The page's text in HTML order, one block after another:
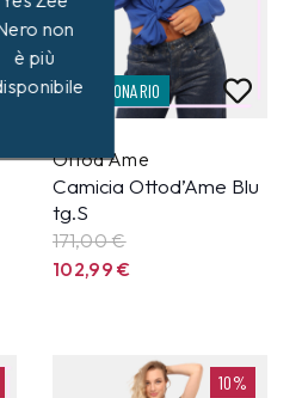
CAMPIONARIO
Ottod'Ame
Camicia Ottod’Ame Blu
tg.S
171,00 €
102,99€
10%
non
è più